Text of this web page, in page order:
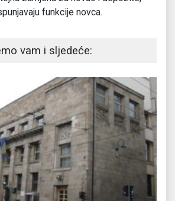
funkcije novca.
vam i sljedeće: